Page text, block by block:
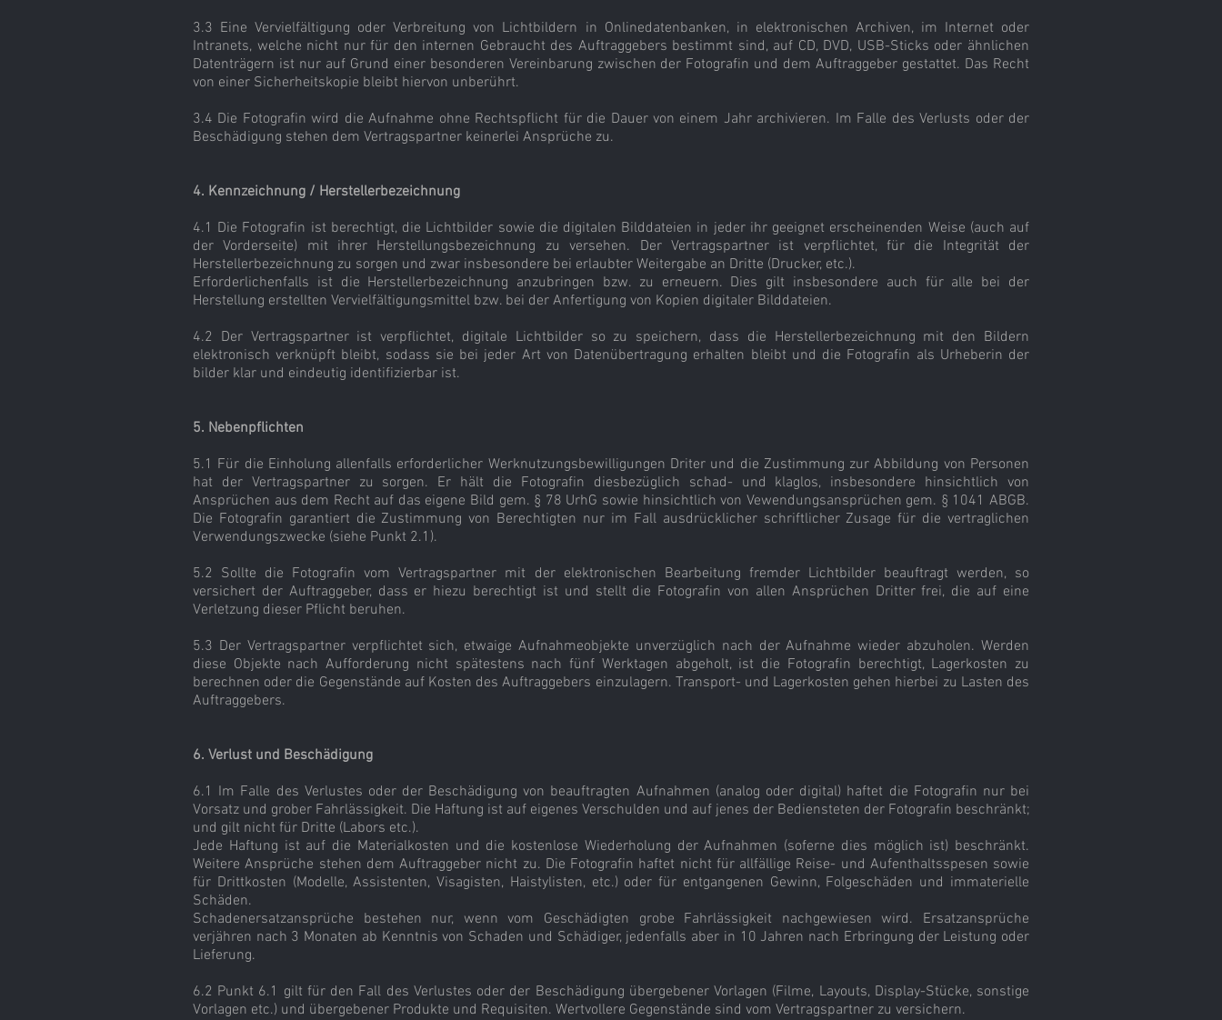
3.3 Eine Vervielfältigung oder Verbreitung von Lichtbildern in Onlinedatenbanken, in elektronischen Archiven, im Internet oder
Intranets, welche nicht nur für den internen Gebraucht des Auftraggebers bestimmt sind, auf CD, DVD, USB-Sticks oder ähnlichen
Datenträgern ist nur auf Grund einer besonderen Vereinbarung zwischen der Fotografin und dem Auftraggeber gestattet. Das Recht
von einer Sicherheitskopie bleibt hiervon unberührt.
3.4 Die Fotografin wird die Aufnahme ohne Rechtspflicht für die Dauer von einem Jahr archivieren. Im Falle des Verlusts oder der
Beschädigung stehen dem Vertragspartner keinerlei Ansprüche zu.
4. Kennzeichnung / Herstellerbezeichnung
4.1 Die Fotografin ist berechtigt, die Lichtbilder sowie die digitalen Bilddateien in jeder ihr geeignet erscheinenden Weise (auch auf
der Vorderseite) mit ihrer Herstellungsbezeichnung zu versehen. Der Vertragspartner ist verpflichtet, für die Integrität der
Herstellerbezeichnung zu sorgen und zwar insbesondere bei erlaubter Weitergabe an Dritte (Drucker, etc.).
Erforderlichenfalls ist die Herstellerbezeichnung anzubringen bzw. zu erneuern. Dies gilt insbesondere auch für alle bei der
Herstellung erstellten Vervielfältigungsmittel bzw. bei der Anfertigung von Kopien digitaler Bilddateien.
4.2 Der Vertragspartner ist verpflichtet, digitale Lichtbilder so zu speichern, dass die Herstellerbezeichnung mit den Bildern
elektronisch verknüpft bleibt, sodass sie bei jeder Art von Datenübertragung erhalten bleibt und die Fotografin als Urheberin der
bilder klar und eindeutig identifizierbar ist.
5. Nebenpflichten
5.1 Für die Einholung allenfalls erforderlicher Werknutzungsbewilligungen Driter und die Zustimmung zur Abbildung von Personen
hat der Vertragspartner zu sorgen. Er hält die Fotografin diesbezüglich schad- und klaglos, insbesondere hinsichtlich von
Ansprüchen aus dem Recht auf das eigene Bild gem. § 78 UrhG sowie hinsichtlich von Vewendungsansprüchen gem. § 1041 ABGB.
Die Fotografin garantiert die Zustimmung von Berechtigten nur im Fall ausdrücklicher schriftlicher Zusage für die vertraglichen
Verwendungszwecke (siehe Punkt 2.1).
5.2 Sollte die Fotografin vom Vertragspartner mit der elektronischen Bearbeitung fremder Lichtbilder beauftragt werden, so
versichert der Auftraggeber, dass er hiezu berechtigt ist und stellt die Fotografin von allen Ansprüchen Dritter frei, die auf eine
Verletzung dieser Pflicht beruhen.
5.3 Der Vertragspartner verpflichtet sich, etwaige Aufnahmeobjekte unverzüglich nach der Aufnahme wieder abzuholen. Werden
diese Objekte nach Aufforderung nicht spätestens nach fünf Werktagen abgeholt, ist die Fotografin berechtigt, Lagerkosten zu
berechnen oder die Gegenstände auf Kosten des Auftraggebers einzulagern. Transport- und Lagerkosten gehen hierbei zu Lasten des
Auftraggebers.
6. Verlust und Beschädigung
6.1 Im Falle des Verlustes oder der Beschädigung von beauftragten Aufnahmen (analog oder digital) haftet die Fotografin nur bei
Vorsatz und grober Fahrlässigkeit. Die Haftung ist auf eigenes Verschulden und auf jenes der Bediensteten der Fotografin beschränkt;
und gilt nicht für Dritte (Labors etc.).
Jede Haftung ist auf die Materialkosten und die kostenlose Wiederholung der Aufnahmen (soferne dies möglich ist) beschränkt.
Weitere Ansprüche stehen dem Auftraggeber nicht zu. Die Fotografin haftet nicht für allfällige Reise- und Aufenthaltsspesen sowie
für Drittkosten (Modelle, Assistenten, Visagisten, Haistylisten, etc.) oder für entgangenen Gewinn, Folgeschäden und immaterielle
Schäden.
Schadenersatzansprüche bestehen nur, wenn vom Geschädigten grobe Fahrlässigkeit nachgewiesen wird. Ersatzansprüche
verjähren nach 3 Monaten ab Kenntnis von Schaden und Schädiger, jedenfalls aber in 10 Jahren nach Erbringung der Leistung oder
Lieferung.
6.2 Punkt 6.1 gilt für den Fall des Verlustes oder der Beschädigung übergebener Vorlagen (Filme, Layouts, Display-Stücke, sonstige
Vorlagen etc.) und übergebener Produkte und Requisiten. Wertvollere Gegenstände sind vom Vertragspartner zu versichern.